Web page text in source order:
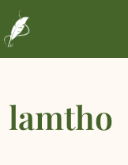
lamtho